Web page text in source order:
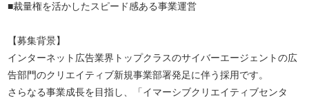
■裁量権を活かしたスピード感ある事業運営
【募集背景】
インターネット広告業界トップクラスのサイバーエージェントの広
告部門のクリエイティブ新規事業部署発足に伴う採用です。
さらなる事業成長を目指し、「イマーシブクリエイティブセンタ